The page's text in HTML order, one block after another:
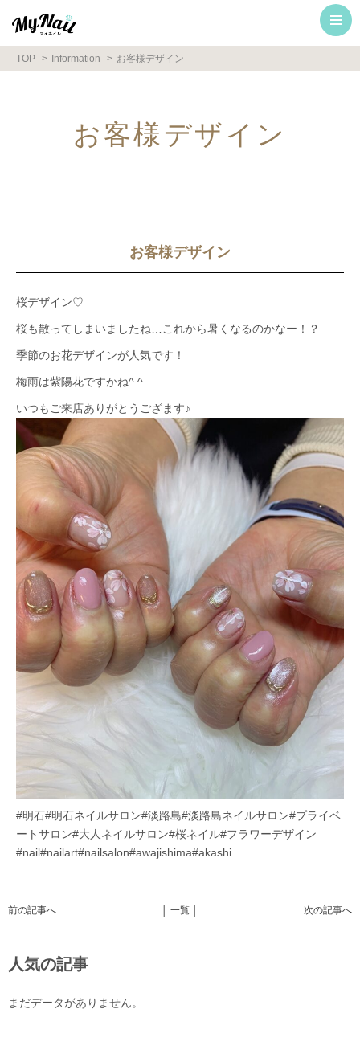
TOP Information お客様デザイン
お客様デザイン
お客様デザイン
桜デザイン♡
桜も散ってしまいましたね…これから暑くなるのかなー！？
季節のお花デザインが人気です！
梅雨は紫陽花ですかね^ ^
いつもご来店ありがとうござます♪
#明石#明石ネイルサロン#淡路島#淡路島ネイルサロン#プライベ
ートサロン#大人ネイルサロン#桜ネイル#フラワーデザイン
#nail#nailart#nailsalon#awajishima#akashi
前の記事へ 次の記事へ
│ 一覧 │
人気の記事
まだデータがありません。